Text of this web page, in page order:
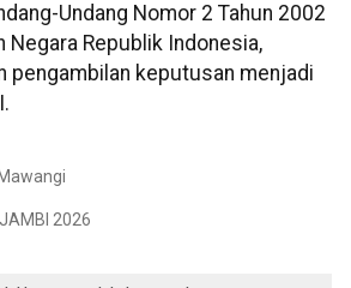
Undang Nomor 2 Tahun 2002
Negara Republik Indonesia,
pengambilan keputusan menjadi
2026